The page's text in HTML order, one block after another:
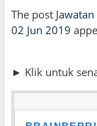
The post
02 Jun 2019
► Klik untuk